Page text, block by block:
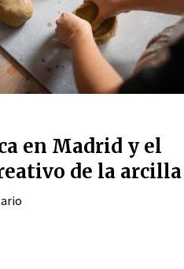
en Madrid y el
de la arcilla